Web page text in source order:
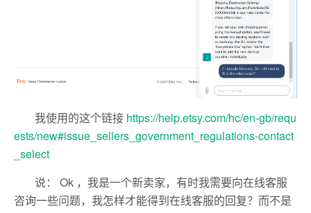
我使用的这个链接 https://help.etsy.com/hc/en-gb/requ
ests/new#issue_sellers_government_regulations-contact
_select
说： Ok ，我是一个新卖家，有时我需要向在线客服
咨询一些问题，我怎样才能得到在线客服的回复？而不是